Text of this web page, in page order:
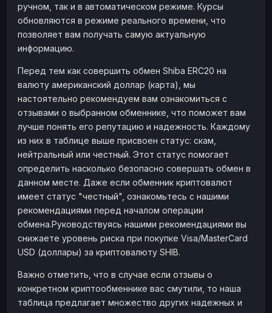
ручном, так и в автоматическом режиме. Курсы
обновляются в режиме реального времени, что
позволяет вам получать самую актуальную
информацию.
Перед тем как совершить обмен Shiba ERC20 на
валюту американский доллар (карта), мы
настоятельно рекомендуем вам ознакомиться с
отзывами о выбранном обменнике, что поможет вам
лучше понять его репутацию и надежность. Каждому
из них в таблице выше присвоен статус: скам,
нейтральный или честный. Этот статус помогает
определить насколько безопасно совершать обмен в
данном месте. Даже если обменник криптовалют
имеет статус "честный", ознакомьтесь с нашими
рекомендациями перед началом операции
обмена.Руководствуясь нашими рекомендациями вы
снижаете уровень риска при покупке Visa/MasterCard
USD (доллары) за криптовалюту SHIB.
Важно отметить, что в случае если отзывы о
конкретном криптообменнике вас смутили, то наша
таблица предлагает множество других надежных и